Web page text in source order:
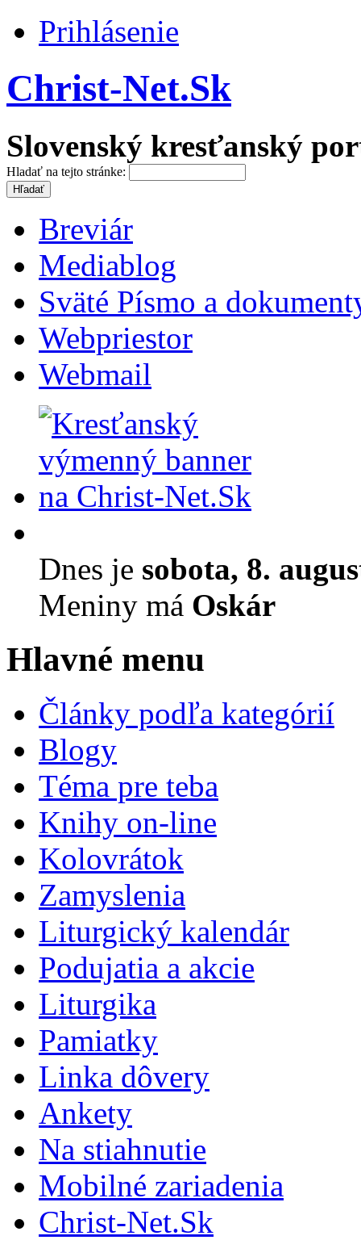
Prihlásenie
Christ-Net.Sk
Slovenský kresťanský
Hladať na tejto stránke:
Breviár
Mediablog
Sväté Písmo a
Webpriestor
Webmail
Dnes je sobota, 8.
Meniny má Oskár
Hlavné menu
Články podľa kategórií
Blogy
Téma pre teba
Knihy on-line
Kolovrátok
Zamyslenia
Liturgický kalendár
Podujatia a akcie
Liturgika
Pamiatky
Linka dôvery
Ankety
Na stiahnutie
Mobilné zariadenia
Christ-Net.Sk